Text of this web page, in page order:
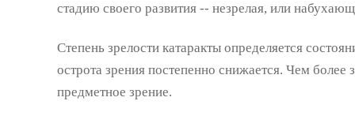
стадию своего развития -- незрелая, или
Степень зрелости катаракты определяется
острота зрения постепенно снижается. Чем более
предметное зрение.